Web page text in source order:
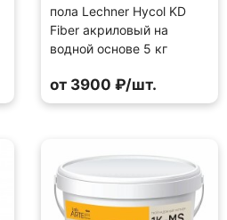
пола Lechner Hycol KD
Fiber акриловый на
водной основе 5 кг
от 3900 ₽/шт.